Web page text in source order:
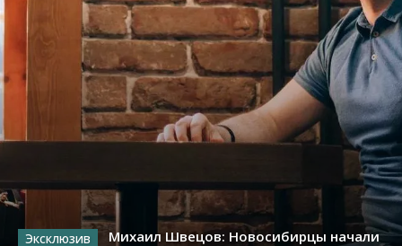
Михаил Швецов: Новосибирцы начали